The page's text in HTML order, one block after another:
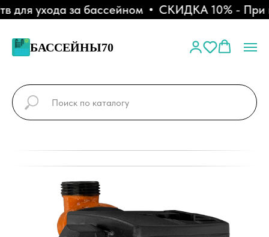
ухода за бассейном СКИДКА 10% - При
БАССЕЙНЫ70